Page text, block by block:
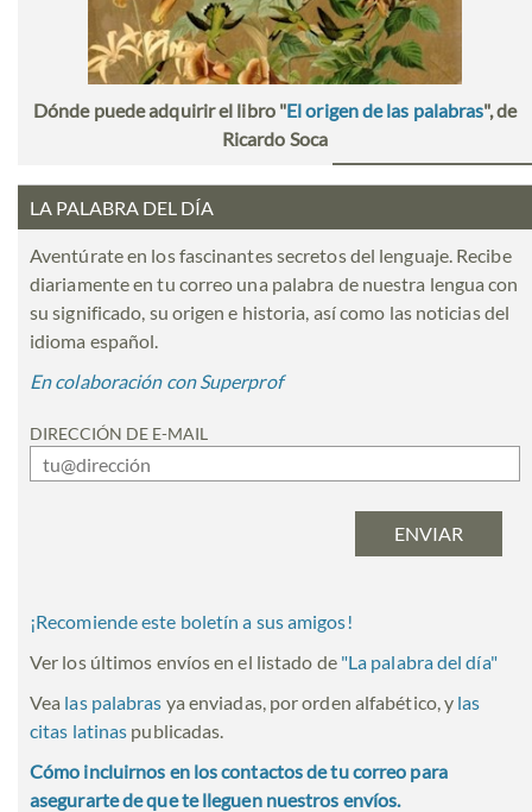
Dónde puede adquirir el libro "El origen de las palabras", de
Ricardo Soca
LA PALABRA DEL DÍA
Aventúrate en los fascinantes secretos del lenguaje. Recibe
diariamente en tu correo una palabra de nuestra lengua con
su significado, su origen e historia, así como las noticias del
idioma español.
En colaboración con Superprof
DIRECCIÓN DE E-MAIL
¡Recomiende este boletín a sus amigos!
Ver los últimos envíos en el listado de "La palabra del día"
Vea las palabras ya enviadas, por orden alfabético, y las
citas latinas publicadas.
Cómo incluirnos en los contactos de tu correo para
asegurarte de que te lleguen nuestros envíos.